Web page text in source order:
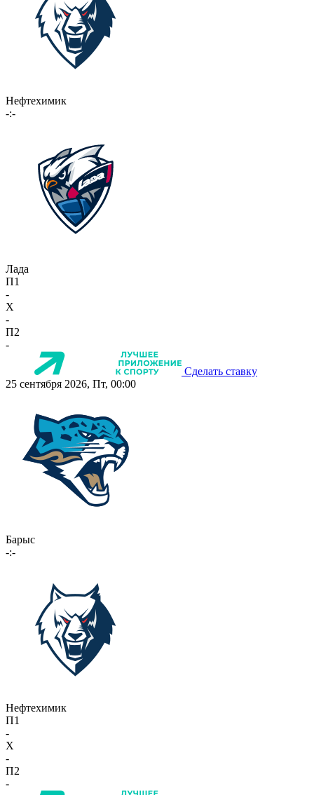
Нефтехимик
-:-
Лада
П1
-
X
-
П2
-
Сделать ставку
25 сентября 2026, Пт, 00:00
Барыс
-:-
Нефтехимик
П1
-
X
-
П2
-